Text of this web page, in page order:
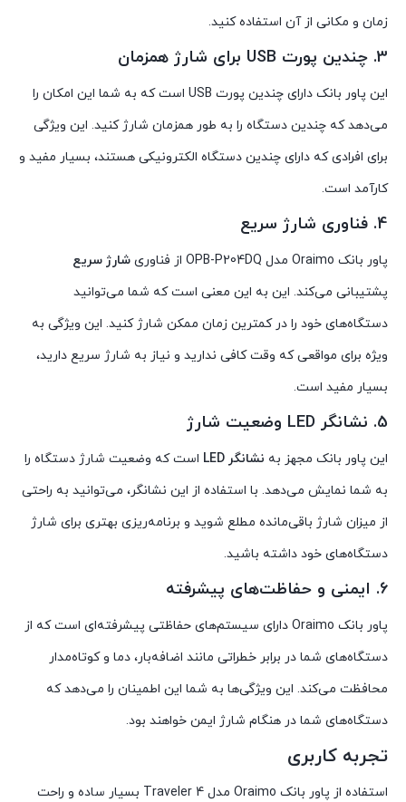
زمان و مکانی از آن استفاده کنید.
3. چندین پورت USB برای شارژ همزمان
این پاور بانک دارای چندین پورت USB است که به شما این امکان را
می‌دهد که چندین دستگاه را به طور همزمان شارژ کنید. این ویژگی
برای افرادی که دارای چندین دستگاه الکترونیکی هستند، بسیار مفید و
کارآمد است.
4. فناوری شارژ سریع
پاور بانک Oraimo مدل OPB-P204DQ از فناوری
شارژ سریع
پشتیبانی می‌کند. این به این معنی است که شما می‌توانید
دستگاه‌های خود را در کمترین زمان ممکن شارژ کنید. این ویژگی به
ویژه برای مواقعی که وقت کافی ندارید و نیاز به شارژ سریع دارید،
بسیار مفید است.
5. نشانگر LED وضعیت شارژ
این پاور بانک مجهز به نشانگر LED
است که وضعیت شارژ دستگاه را
به شما نمایش می‌دهد. با استفاده از این نشانگر، می‌توانید به راحتی
از میزان شارژ باقی‌مانده مطلع شوید و برنامه‌ریزی بهتری برای شارژ
دستگاه‌های خود داشته باشید.
6. ایمنی و حفاظت‌های پیشرفته
پاور بانک Oraimo دارای سیستم‌های حفاظتی پیشرفته‌ای است که از
دستگاه‌های شما در برابر خطراتی مانند اضافه‌بار، دما و کوتاه‌مدار
محافظت می‌کند. این ویژگی‌ها به شما این اطمینان را می‌دهد که
دستگاه‌های شما در هنگام شارژ ایمن خواهند بود.
تجربه کاربری
استفاده از پاور بانک Oraimo مدل Traveler 4 بسیار ساده و راحت